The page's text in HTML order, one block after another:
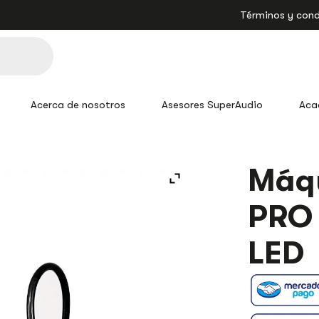
Términos y
Acerca de nosotros Asesores SuperAudio
LED
MÁQUINA
F900
UP
LED
PRO
LIGHTING
HUMO
LED
CANTIDAD